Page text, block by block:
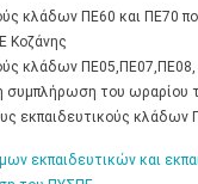
κλάδων ΠΕ60 και ΠΕ70
Κοζάνης
κλάδων
συμπλήρωση του ωραρίου
εκπαιδευτικούς κλάδων
εκπαιδευτικών και